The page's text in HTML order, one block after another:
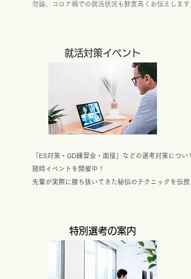
勿論、コロナ禍での就活状況も鮮度高くお伝えします
就活対策イベント
「ES対策・GD練習会・面接」などの選考対策について
随時イベントを開催中！
先輩が実際に勝ち抜いてきた秘伝のテクニックを伝授
特別選考の案内